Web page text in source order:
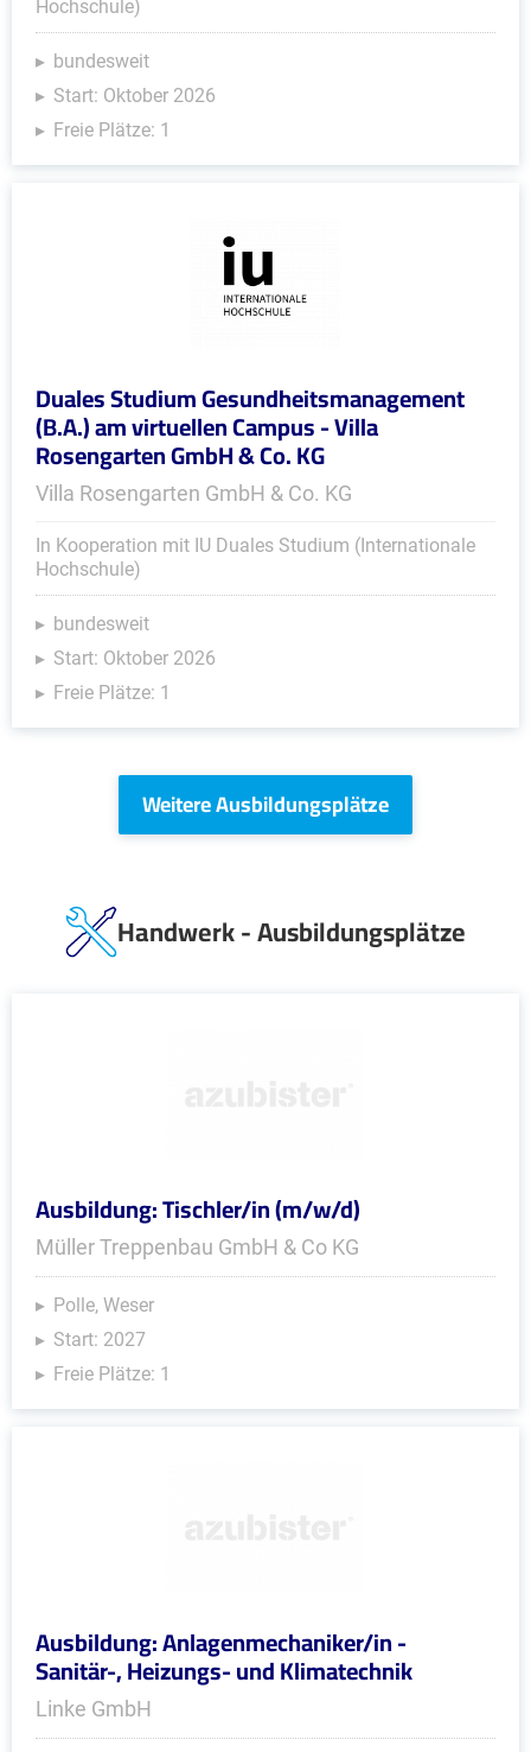
Hochschule)
bundesweit
Start: Oktober 2026
Freie Plätze: 1
Duales Studium Gesundheitsmanagement
(B.A.) am virtuellen Campus - Villa
Rosengarten GmbH & Co. KG
Villa Rosengarten GmbH & Co. KG
In Kooperation mit IU Duales Studium (Internationale
Hochschule)
bundesweit
Start: Oktober 2026
Freie Plätze: 1
Weitere Ausbildungsplätze
Handwerk - Ausbildungsplätze
Ausbildung: Tischler/in (m/w/d)
Müller Treppenbau GmbH & Co KG
Polle, Weser
Start: 2027
Freie Plätze: 1
Ausbildung: Anlagenmechaniker/in -
Sanitär-, Heizungs- und Klimatechnik
Linke GmbH